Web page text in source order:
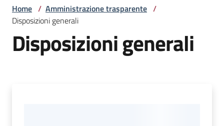
Menu selezionato
Home / Amministrazione trasparente /
Disposizioni generali
Disposizioni generali